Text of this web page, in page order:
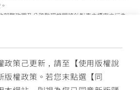
政策己更新，請至【使用版權說
版權政策。 若您末點選【同
部警政署及公路監理機關將針對車主擾寧之行為
隱私權政策 交通安全入口網
線: 0800-631-680 ✉ 聯繫客服